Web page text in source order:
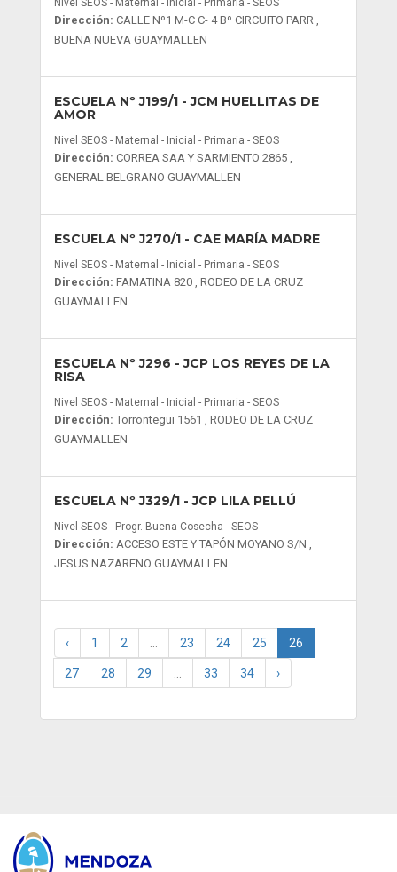
Nivel SEOS - Maternal - Inicial - Primaria - SEOS
Dirección: CALLE Nº1 M-C C- 4 Bº CIRCUITO PARR ,
BUENA NUEVA GUAYMALLEN
ESCUELA Nº J199/1- JCM HUELLITAS DE
AMOR
Nivel SEOS - Maternal - Inicial - Primaria - SEOS
Dirección: CORREA SAA Y SARMIENTO 2865 ,
GENERAL BELGRANO GUAYMALLEN
ESCUELA Nº J270/1- CAE MARÍA MADRE
Nivel SEOS - Maternal - Inicial - Primaria - SEOS
Dirección: FAMATINA 820 , RODEO DE LA CRUZ
GUAYMALLEN
ESCUELA Nº J296 - JCP LOS REYES DE LA
RISA
Nivel SEOS - Maternal - Inicial - Primaria - SEOS
Dirección: Torrontegui 1561 , RODEO DE LA CRUZ
GUAYMALLEN
ESCUELA Nº J329/1- JCP LILA PELLÚ
Nivel SEOS - Progr. Buena Cosecha - SEOS
Dirección: ACCESO ESTE Y TAPÓN MOYANO S/N ,
JESUS NAZARENO GUAYMALLEN
‹ 1 2 23 24 25 26
27 28 29 33 34 ›